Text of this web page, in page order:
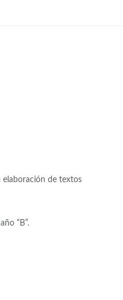
elaboración de textos
“B”.